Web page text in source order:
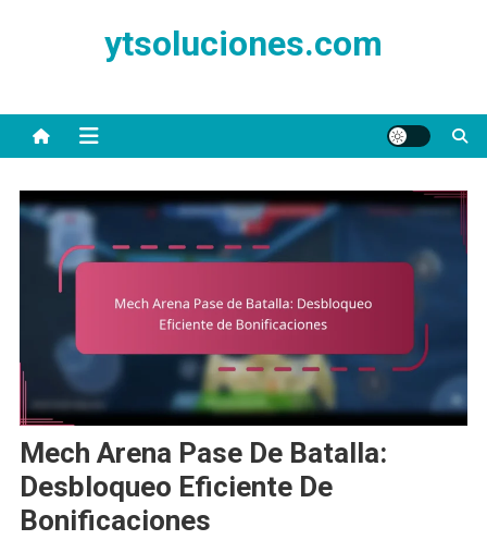
ytsoluciones.com
Mech Arena Pase De Batalla:
Desbloqueo Eficiente De
Bonificaciones